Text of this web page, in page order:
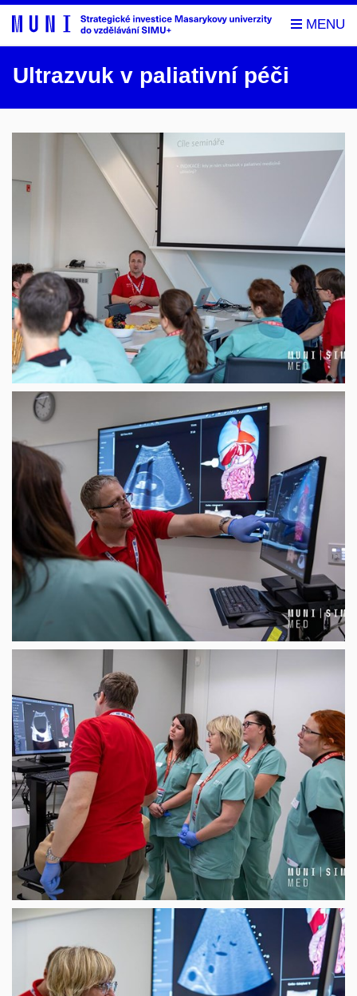
Ultrazvuk v paliativní péči